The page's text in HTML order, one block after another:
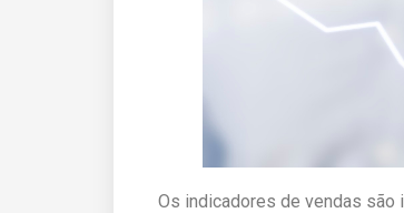
Os indicadores de vendas são